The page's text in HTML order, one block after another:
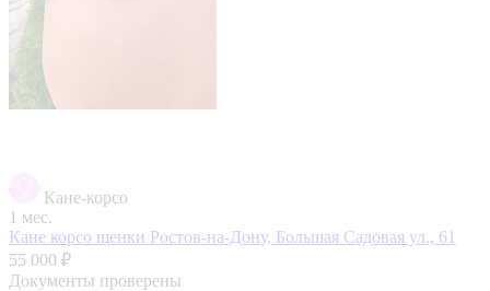
Кане-корсо
1 мес.
Кане корсо щенки Ростов-на-Дону, Большая Садовая ул., 61
55 000 ₽
Документы проверены